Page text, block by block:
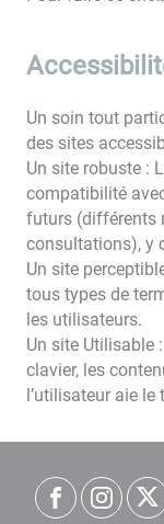
Un soin tout
des sites
Un site robuste :
compatibilité
futurs (différents
consultations), y
Un site
tous types de
les utilisateurs.
Un site Utilisable
clavier, les
l’utilisateur aie